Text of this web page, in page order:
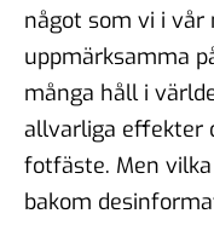
något som vi i vår
uppmärksamma
många håll i
allvarliga effekter
fotfäste. Men
bakom